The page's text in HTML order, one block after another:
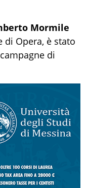
Mormile
di Opera, è stato
di